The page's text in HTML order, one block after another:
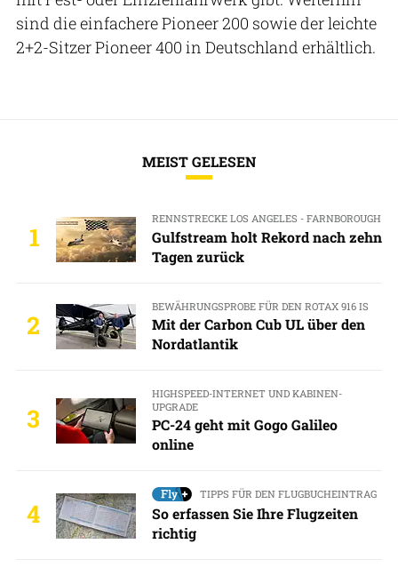
sind die einfachere Pioneer 200 sowie der leichte
2+2-Sitzer Pioneer 400 in Deutschland erhältlich.
MEIST GELESEN
1
RENNSTRECKE LOS ANGELES - FARNBOROUGH
Gulfstream holt Rekord nach zehn
Tagen zurück
2
BEWÄHRUNGSPROBE FÜR DEN ROTAX 916 IS
Mit der Carbon Cub UL über den
Nordatlantik
3
HIGHSPEED-INTERNET UND KABINEN-
UPGRADE
PC-24 geht mit Gogo Galileo
online
4
TIPPS FÜR DEN FLUGBUCHEINTRAG
So erfassen Sie Ihre Flugzeiten
richtig